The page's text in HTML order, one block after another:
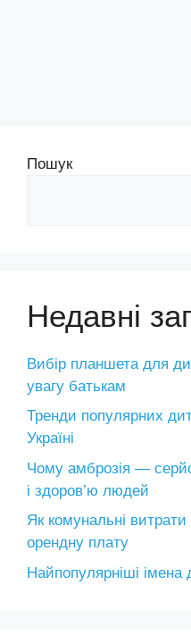
Пошук
Недавні
Вибір планшета для
увагу батькам
Тренди популярних
Україні
Чому амброзія —
і здоров’ю людей
Як комунальні
орендну плату
Найпопулярніші імена